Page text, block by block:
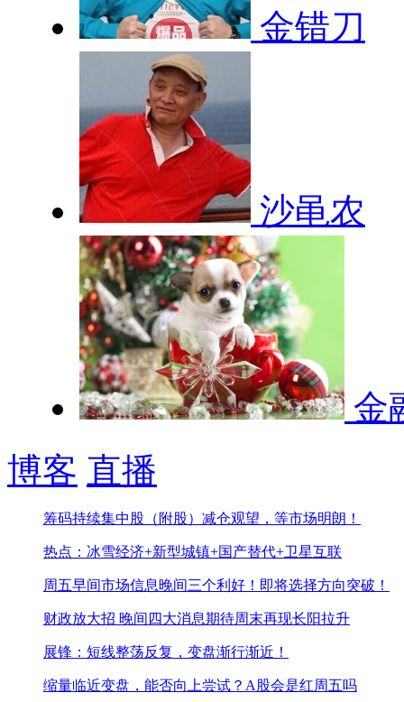
金错刀
沙黾农
金
博客 直播
筹码持续集中股（附股） 减仓观望，等市场明朗！
热点：冰雪经济+新型城镇+国产替代+卫星互联
周五早间市场信息晚间三个利好！即将选择方向突破！
财政放大招 晚间四大消息期待周末再现长阳拉升
展锋：短线整荡反复，变盘渐行渐近！
缩量临近变盘，能否向上尝试？ A股会是红周五吗